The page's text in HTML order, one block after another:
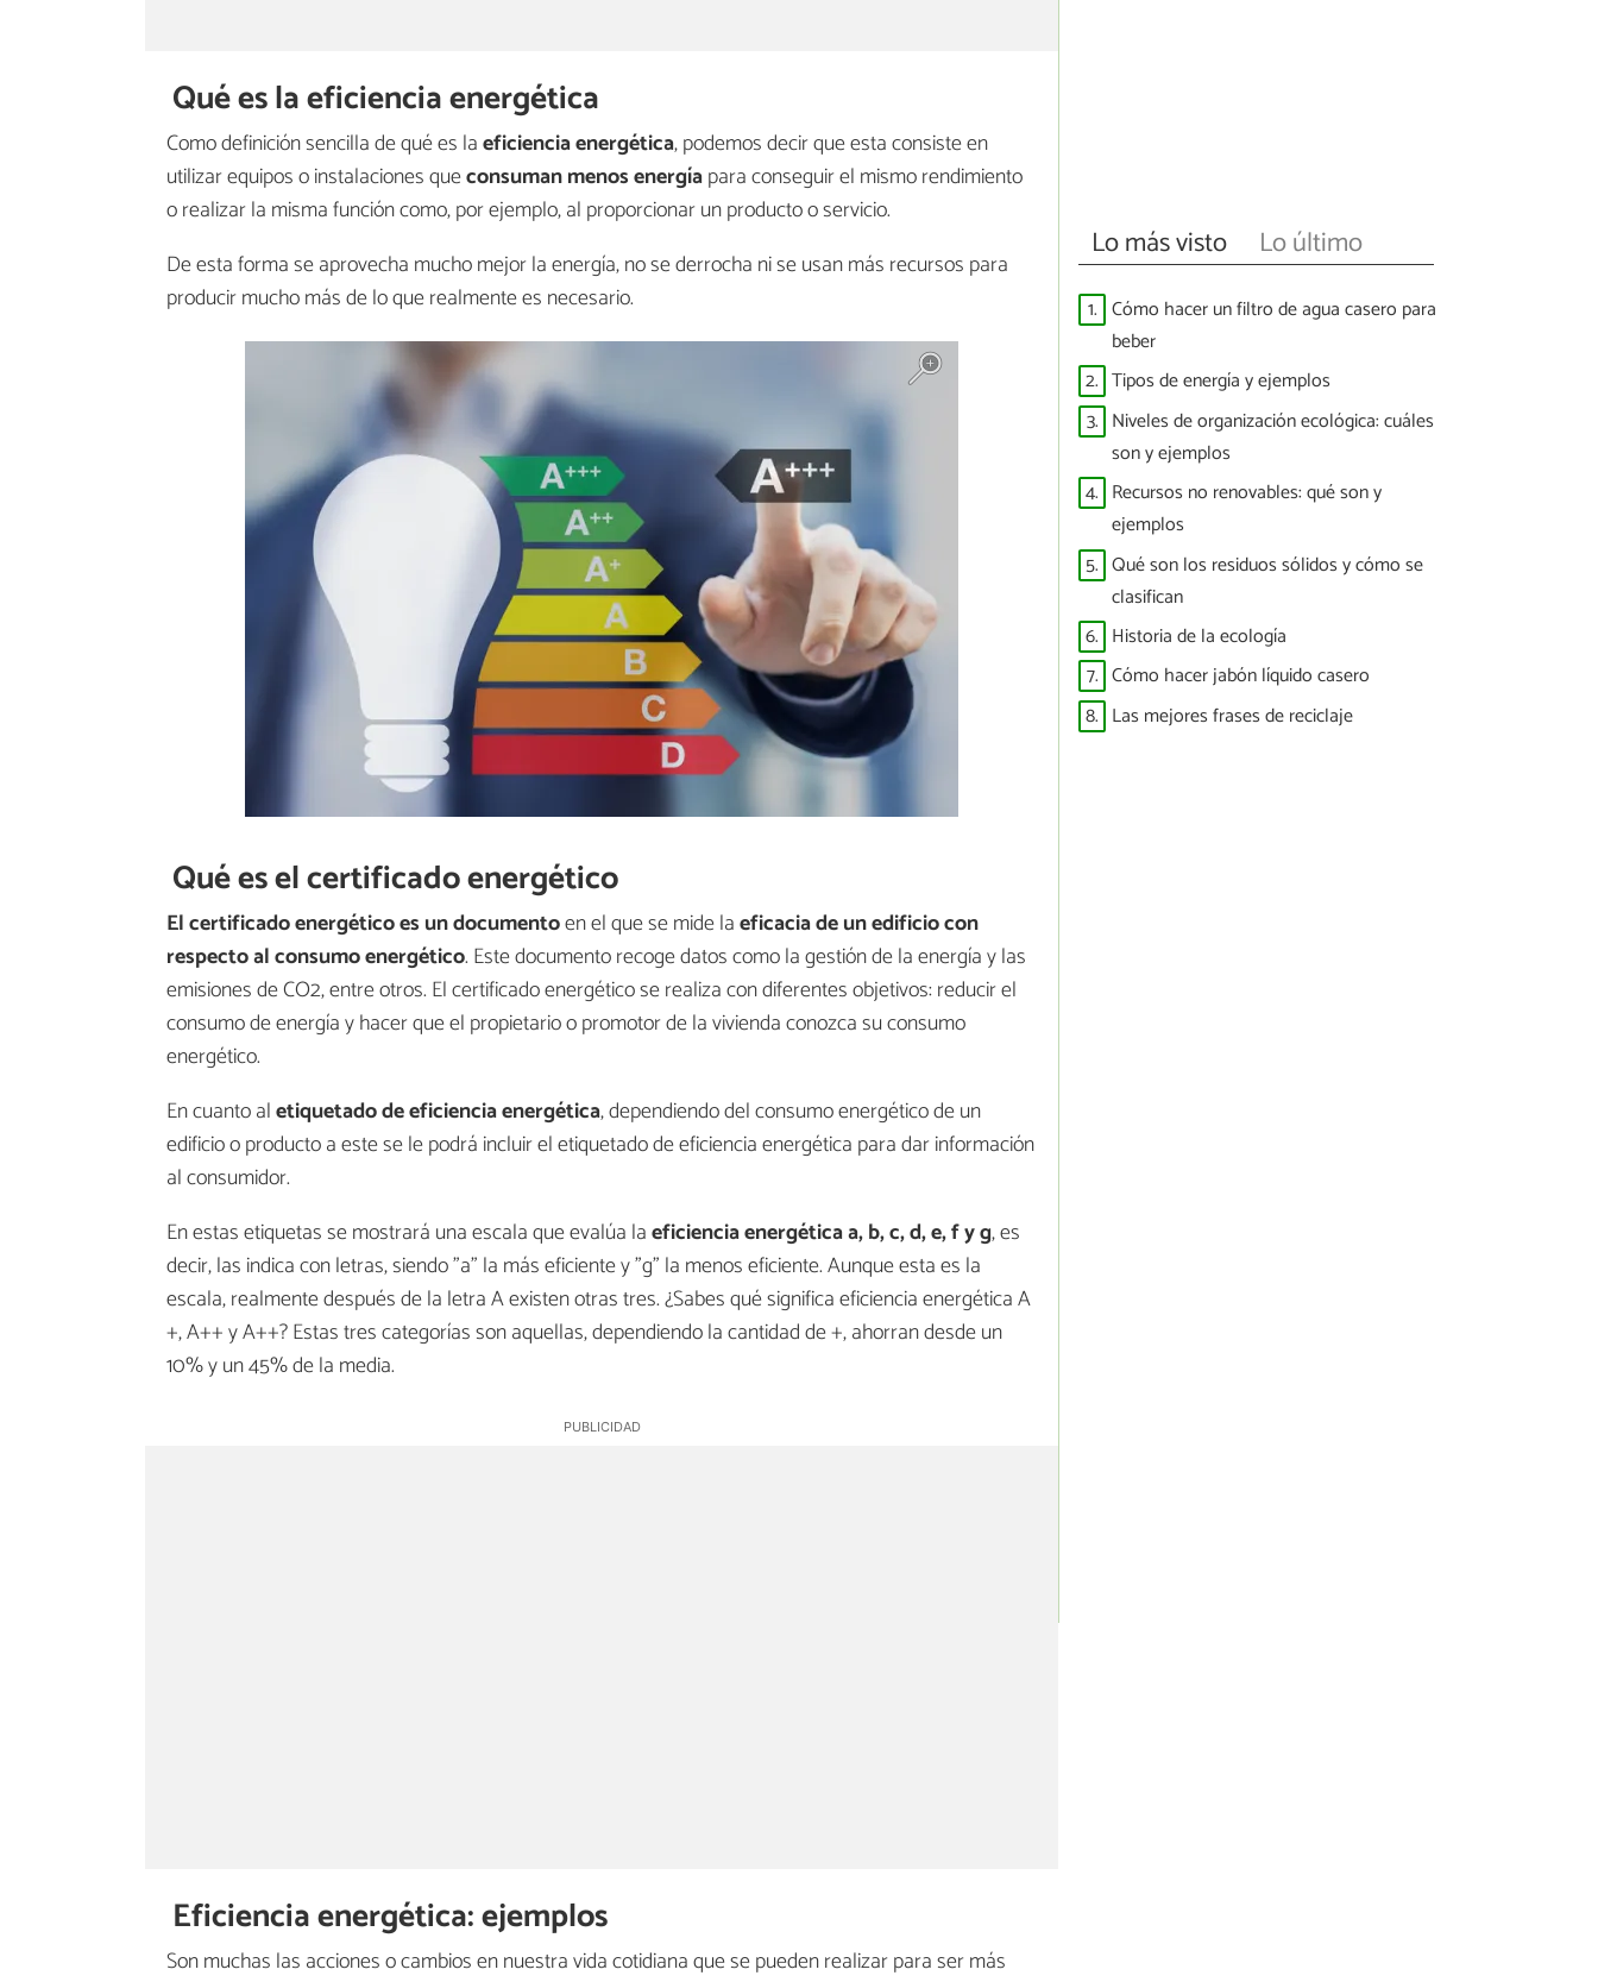
Qué es la eficiencia energética
Como definición sencilla de qué es laeficiencia energética, podemos decir que esta consiste en
utilizar equipos o instalaciones queconsuman menos energíapara conseguir el mismo rendimiento
o realizar la misma función como, por ejemplo, al proporcionar un producto o servicio.
De esta forma se aprovecha mucho mejor la energía, no se derrocha ni se usan más recursos para
producir mucho más de lo que realmente es necesario.
Qué es el certificado energético
El certificado energético es un documentoen el que se mide laeficacia de un edificio con
respecto al consumo energético. Este documento recoge datos como la gestión de la energía y las
emisiones de CO2, entre otros. El certificado energético se realiza con diferentes objetivos: reducir el
consumo de energía y hacer que el propietario o promotor de la vivienda conozca su consumo
energético.
En cuanto aletiquetado de eficiencia energética, dependiendo del consumo energético de un
edificio o producto a este se le podrá incluir el etiquetado de eficiencia energética para dar información
al consumidor.
En estas etiquetas se mostrará una escala que evalúa laeficiencia energética a, b, c, d, e, f y g, es
decir, las indica con letras, siendo "a" la más eficiente y "g" la menos eficiente. Aunque esta es la
escala, realmente después de la letra A existen otras tres. ¿Sabes qué significa eficiencia energética A
+, A++ y A++? Estas tres categorías son aquellas, dependiendo la cantidad de +, ahorran desde un
10% y un 45% de la media.
Eficiencia energética: ejemplos
Son muchas las acciones o cambios en nuestra vida cotidiana que se pueden realizar para ser más
Lo más visto Lo último
1. Cómo hacer un filtro de agua casero para
beber
2. Tipos de energía y ejemplos
3. Niveles de organización ecológica: cuáles
son y ejemplos
4. Recursos no renovables: qué son y
ejemplos
5. Qué son los residuos sólidos y cómo se
clasifican
6. Historia de la ecología
7. Cómo hacer jabón líquido casero
8. Las mejores frases de reciclaje